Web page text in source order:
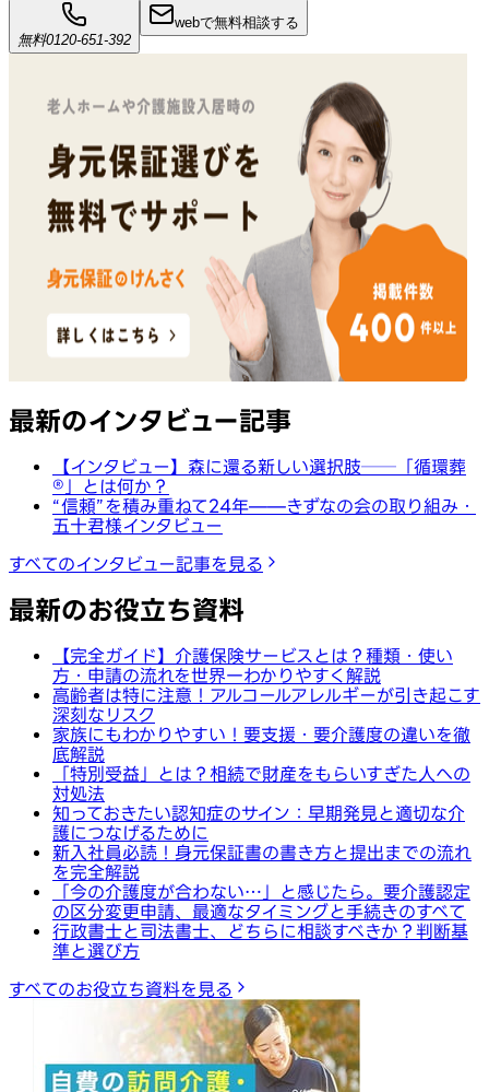
無料0120-651-392
webで無料相談する
最新のインタビュー記事
【インタビュー】森に還る新しい選択肢──「循環葬
®︎」とは何か？
“信頼”を積み重ねて24年——きずなの会の取り組み・
五十君様インタビュー
すべてのインタビュー記事を見る
最新のお役立ち資料
【完全ガイド】介護保険サービスとは？種類・使い
方・申請の流れを世界一わかりやすく解説
高齢者は特に注意！アルコールアレルギーが引き起こす
深刻なリスク
家族にもわかりやすい！要支援・要介護度の違いを徹
底解説
「特別受益」とは？相続で財産をもらいすぎた人への
対処法
知っておきたい認知症のサイン：早期発見と適切な介
護につなげるために
新入社員必読！身元保証書の書き方と提出までの流れ
を完全解説
「今の介護度が合わない…」と感じたら。要介護認定
の区分変更申請、最適なタイミングと手続きのすべて
行政書士と司法書士、どちらに相談すべきか？判断基
準と選び方
すべてのお役立ち資料を見る